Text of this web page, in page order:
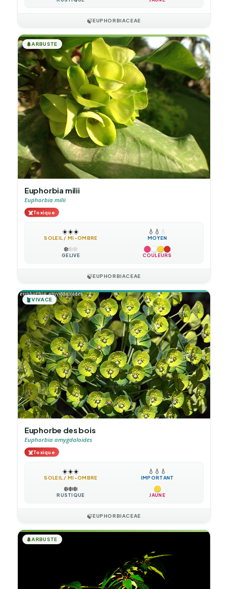
🍃EUPHORBIACEAE
🌲ARBUSTE
Euphorbia milii
Euphorbia milii
☠️Toxique
☀️☀️☀️
SOLEIL / MI-OMBRE
💧 💧 💧
MOYEN
❄️❄️❄️
GÉLIVE COULEURS
🍃EUPHORBIACEAE
🪴VIVACE
Euphorbe des bois
Euphorbia amygdaloides
☠️Toxique
☀️☀️☀️
SOLEIL / MI-OMBRE
💧 💧 💧
IMPORTANT
❄️❄️❄️
RUSTIQUE JAUNE
🍃EUPHORBIACEAE
🌲ARBUSTE